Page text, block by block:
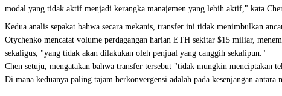
modal yang tidak aktif menjadi kerangka manajemen yang lebih aktif," kata
Kedua analis sepakat bahwa secara mekanis, transfer ini tidak menimbulkan
Otychenko mencatat volume perdagangan harian ETH sekitar $15 miliar,
sekaligus, "yang tidak akan dilakukan oleh penjual yang canggih sekalipun."
Chen setuju, mengatakan bahwa transfer tersebut "tidak mungkin menciptakan
Di mana keduanya paling tajam berkonvergensi adalah pada kesenjangan antara